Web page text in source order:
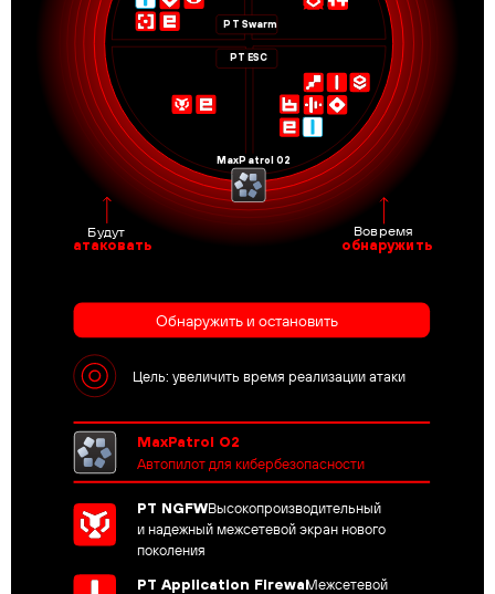
Обнаружить и остановить
Цель: увеличить время реализации атаки
Автопилот для кибербезопасности
MaxPatrol O2
Высокопроизводительный
и надежный межсетевой экран нового
поколения
PT NGFW
Межсетевой
PT Application Firewal
PT ESC
PT Swarm
MaxPatrol 02
Вовремя
обнаружить
Будут
атаковать